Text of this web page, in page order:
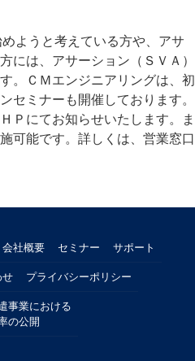
ようと考えている方や、アサ
には、アサーション（ＳＶＡ）
。ＣＭエンジニアリングは、初
セミナーも開催しております。
Ｐにてお知らせいたします。ま
可能です。詳しくは、営業窓口
会社概要 セミナー サポート
せ プライバシーポリシー
事業における
の公開